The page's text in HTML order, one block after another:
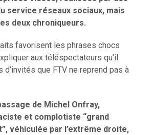
service réseaux sociaux, mais
deux chroniqueurs.
favorisent les phrases chocs
aux téléspectateurs qu’il
d’invités que FTV ne reprend pas à
de Michel Onfray,
et complotiste “grand
véhiculée par l’extrême droite,